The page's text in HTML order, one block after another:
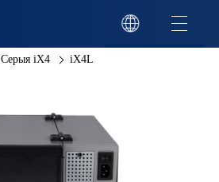
Серыя iX4 iX4L